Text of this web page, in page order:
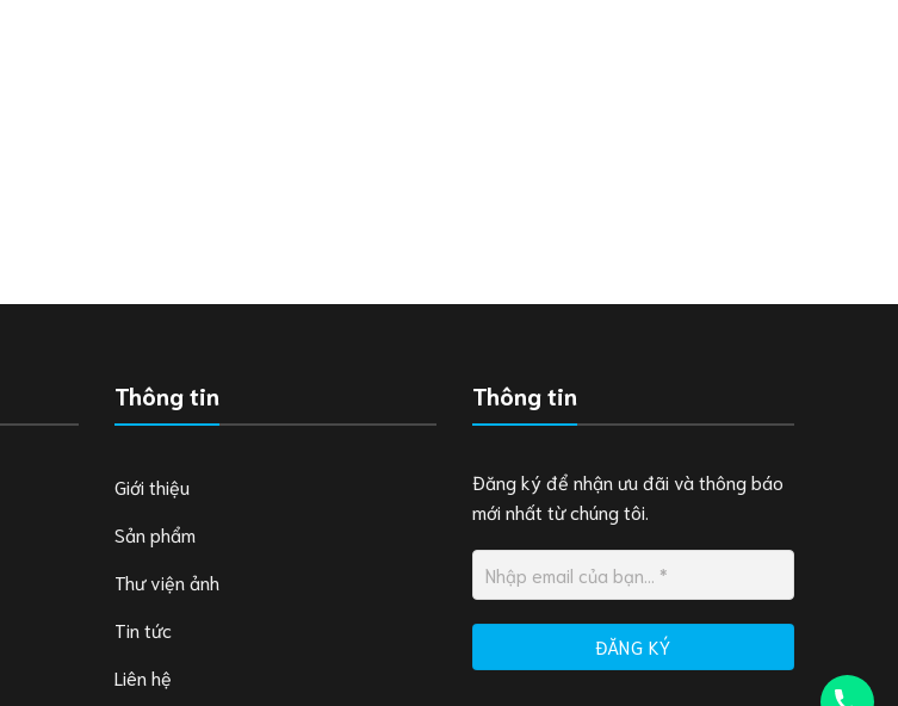
Thông tin
Giới thiệu
Sản phẩm
Thư viện ảnh
Tin tức
Liên hệ
Thông tin
Đăng ký để nhận ưu đãi và thông báo
mới nhất từ chúng tôi.